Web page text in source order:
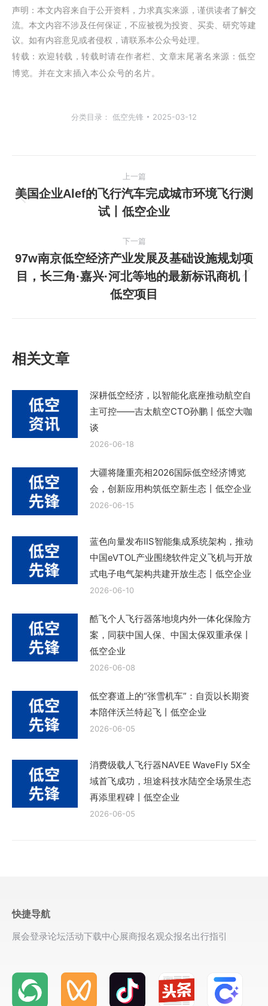
声明：本文内容来自于公开资料，力求真实来源，谨供读者了解交
流。本文内容不涉及任何保证，不应被视为投资、买卖、研究等建
议。如有内容意见或者侵权，请联系本公众号处理。
转载： 欢迎转载，转载时请在作者栏、文章末尾著名来源：低空
博览。并在文末插入本公众号的名片。
分类目录： 低空先锋 2025-03-12
章
上一篇
上
一
篇
文
章：
美国企业Alef的飞行汽车完成城市环境飞行测
试丨低空企业
下一篇
下
一
97w南京低空经济产业发展及基础设施规划项
目，长三角·嘉兴·河北等地的最新标讯商机丨
低空项目
相关文章
深耕低空经济，以智能化底座推动航空自
主可控——吉太航空CTO孙鹏丨低空大咖
谈
2026-06-18
大疆将隆重亮相2026国际低空经济博览
会，创新应用构筑低空新生态丨低空企业
2026-06-15
蓝色向量发布IIS智能集成系统架构，推动
中国eVTOL产业围绕软件定义飞机与开放
式电子电气架构共建开放生态丨低空企业
2026-06-10
酷飞个人飞行器落地境内外一体化保险方
案，同获中国人保、中国太保双重承保丨
低空企业
2026-06-08
低空赛道上的“张雪机车”：自贡以长期资
本陪伴沃兰特起飞丨低空企业
2026-06-05
消费级载人飞行器NAVEE WaveFly 5X全
域首飞成功，坦途科技水陆空全场景生态
再添里程碑丨低空企业
2026-06-05
快捷导航
展会登录论坛活动下载中心展商报名观众报名出行指引